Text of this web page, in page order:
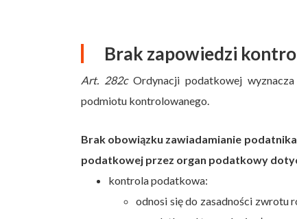
Brak zapowiedzi
Art. 282cOrdynacji podatkowej
podmiotu kontrolowanego.
Brak obowiązku zawiadamianie
podatkowej przez organ podatkowy
kontrola podatkowa:
odnosi się do zasadności zwrotu